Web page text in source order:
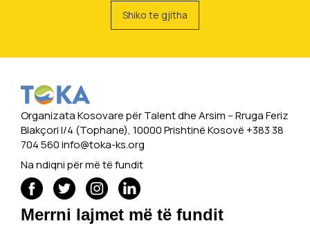
Shiko te gjitha
Organizata Kosovare për Talent dhe Arsim -- Rruga Feriz
Blakçori I/4 (Tophane), 10000 Prishtinë Kosovë +383 38
704 560info@toka-ks.org
Na ndiqni për më të fundit
Merrni lajmet më të fundit